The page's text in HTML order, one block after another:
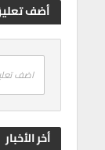
أضف
اضف
أخر الأخبار